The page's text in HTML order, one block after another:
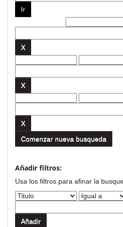
Comenzar nueva busqueda
Añadir filtros:
Usa los filtros para afinar la